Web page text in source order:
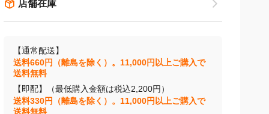
店舗在庫
【通常配送】
送料660円（離島を除く）。11,000円以上ご購入で
送料無料
【即配】（最低購入金額は税込2,200円）
送料330円（離島を除く）。11,000円以上ご購入で